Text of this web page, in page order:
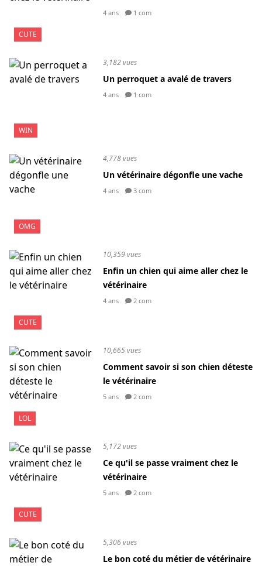
CUTE
4 ans 1 com
WIN
3,182 vues
Un perroquet a avalé de travers
4 ans 1 com
OMG
4,778 vues
Un vétérinaire dégonfle une vache
4 ans 3 com
CUTE
10,359 vues
Enfin un chien qui aime aller chez le
vétérinaire
4 ans 2 com
LOL
10,665 vues
Comment savoir si son chien déteste
le vétérinaire
5 ans 2 com
CUTE
5,172 vues
Ce qu'il se passe vraiment chez le
vétérinaire
5 ans 2 com
5,306 vues
Le bon coté du métier de vétérinaire